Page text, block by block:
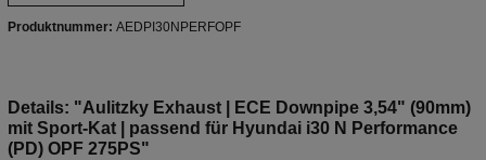
Produktnummer: AEDPI30NPERFOPF
Details: "Aulitzky Exhaust | ECE Downpipe 3,54" (90mm)
mit Sport-Kat | passend für Hyundai i30 N Performance
(PD) OPF 275PS"